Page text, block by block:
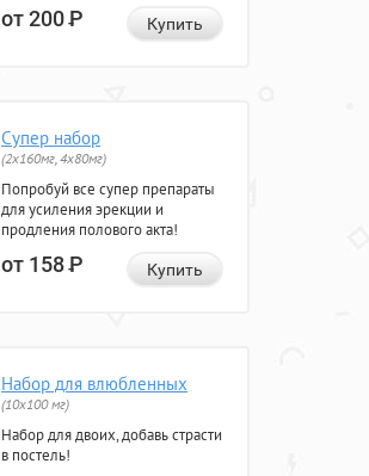
от 200Р Купить
Супер набор
(2х160мг, 4х80мг)
Попробуй все супер препараты
для усиления эрекции и
продления полового акта!
от 158Р Купить
Набор для влюбленных
(10х100 мг)
Набор для двоих, добавь страсти
в постель!